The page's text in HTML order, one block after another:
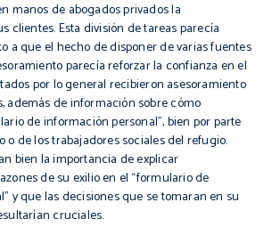
manos de abogados privados la
clientes. Esta división de tareas parecía
a que el hecho de disponer de varias fuentes
parecía reforzar la confianza en el
por lo general recibieron asesoramiento
además de información sobre cómo
de información personal”, bien por parte
o de los trabajadores sociales del refugio.
bien la importancia de explicar
de su exilio en el “formulario de
y que las decisiones que se tomaran en su
cruciales.